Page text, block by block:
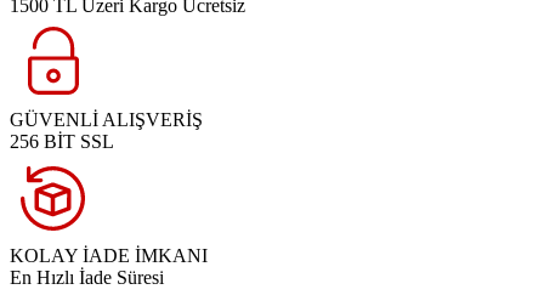
1500 TL Üzeri Kargo Ücretsiz
GÜVENLİ ALIŞVERİŞ
256 BİT SSL
KOLAY İADE İMKANI
En Hızlı İade Süresi